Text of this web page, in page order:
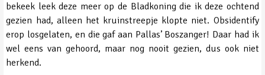
bekeek leek deze meer op de Bladkoning die ik deze ochtend
gezien had, alleen het kruinstreepje klopte niet. Obsidentify
erop losgelaten, en die gaf aan Pallas’ Boszanger! Daar had ik
wel eens van gehoord, maar nog nooit gezien, dus ook niet
herkend.